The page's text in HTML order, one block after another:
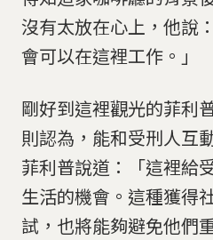
沒有太放在心上，他說
會可以在這裡工作。」
剛好到這裡觀光的菲利
則認為，能和受刑人互
菲利普說道：「這裡給
生活的機會。這種獲得
試，也將能夠避免他們